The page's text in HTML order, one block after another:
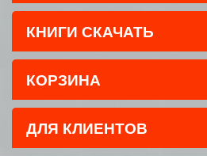
КНИГИ СКАЧАТЬ
КОРЗИНА
ДЛЯ КЛИЕНТОВ